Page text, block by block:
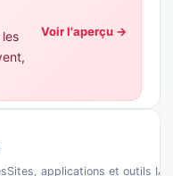
Voir l'aperçu →
applications et outils